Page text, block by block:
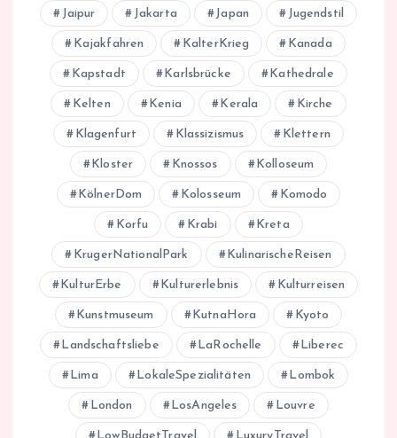
Jaipur Jakarta Japan Jugendstil
Kajakfahren KalterKrieg Kanada
Kapstadt Karlsbrücke Kathedrale
Kelten Kenia Kerala Kirche
Klagenfurt Klassizismus Klettern
Kloster Knossos Kolloseum
KölnerDom Kolosseum Komodo
Korfu Krabi Kreta
KrugerNationalPark KulinarischeReisen
KulturErbe Kulturerlebnis Kulturreisen
Kunstmuseum KutnaHora Kyoto
Landschaftsliebe LaRochelle Liberec
Lima LokaleSpezialitäten Lombok
London LosAngeles Louvre